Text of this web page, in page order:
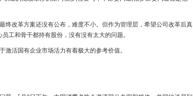
终改革方案还没有公布，难度不小。但作为管理层，希望公司改革后真
工和骨干都持有股份，没有没有太大的问题。
激活国有企业市场活力有着极大的参考价值。